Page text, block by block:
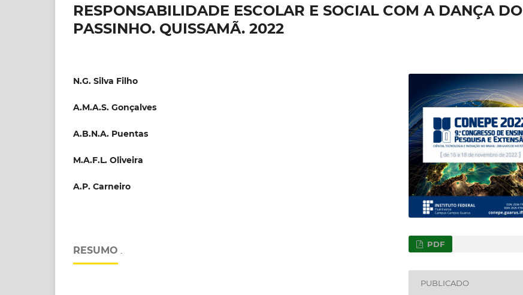
RESPONSABILIDADE ESCOLAR E SOCIAL COM A DANÇA DO
PASSINHO. QUISSAMÃ. 2022
N.G. Silva Filho
A.M.A.S. Gonçalves
A.B.N.A. Puentas
M.A.F.L. Oliveira
A.P. Carneiro
RESUMO .
PDF
PUBLICADO